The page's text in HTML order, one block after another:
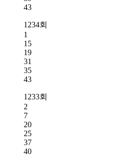
43
1234회
1
15
19
31
35
43
1233회
2
7
20
25
37
40